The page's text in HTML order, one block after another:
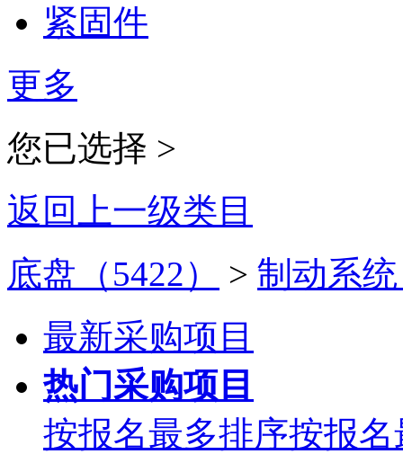
紧固件
更多
您已选择 >
返回上一级类目
底盘（5422）
> 制动系
最新采购项目
热门采购项目
按报名最多排序按报